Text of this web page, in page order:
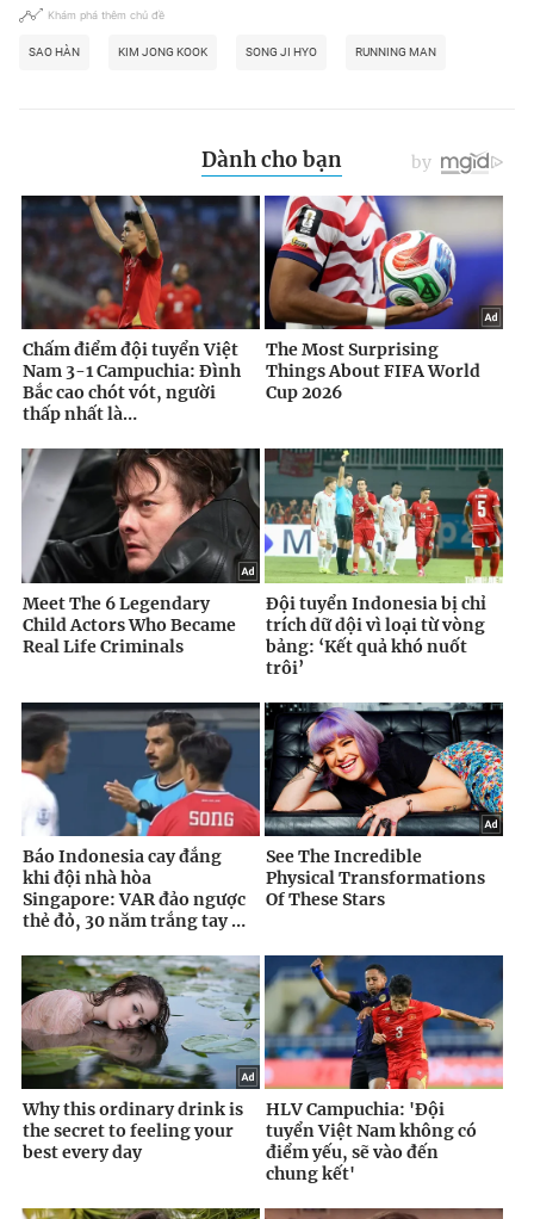
Khám phá thêm chủ đề
SAO HÀN KIM JONG KOOK SONG JI HYO RUNNING MAN